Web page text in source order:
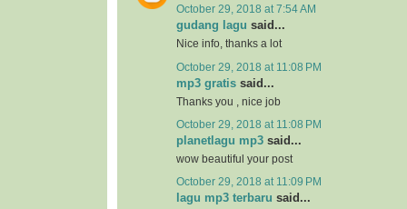
October 29, 2018 at 7:54 AM
gudang lagu said...
Nice info, thanks a lot
October 29, 2018 at 11:08 PM
mp3 gratis said...
Thanks you , nice job
October 29, 2018 at 11:08 PM
planetlagu mp3 said...
wow beautiful your post
October 29, 2018 at 11:09 PM
lagu mp3 terbaru said...